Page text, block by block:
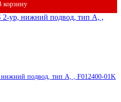
корзину
подвод, тип А, , F012400-01K